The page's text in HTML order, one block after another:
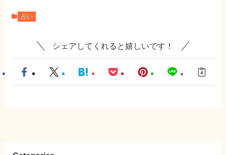
占い
シェアしてくれると嬉しいです！